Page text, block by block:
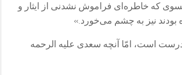
که خاطره‌ای فراموش نشدنی از ایثار و
بودند نیز به چشم می‌خورد.»‌
درست است، امّا آنچه سعدی علیه الرحمه